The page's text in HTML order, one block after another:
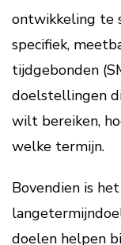
ontwikkeling te
specifiek,
tijdgebonden
doelstellingen
wilt bereiken,
welke termijn.
Bovendien is
doelen helpen